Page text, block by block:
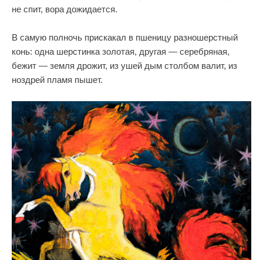
не спит, вора дожидается.
В самую полночь прискакал в пшеницу разношерстный
конь: одна шерстинка золотая, другая — серебряная,
бежит — земля дрожит, из ушей дым столбом валит, из
ноздрей пламя пышет.